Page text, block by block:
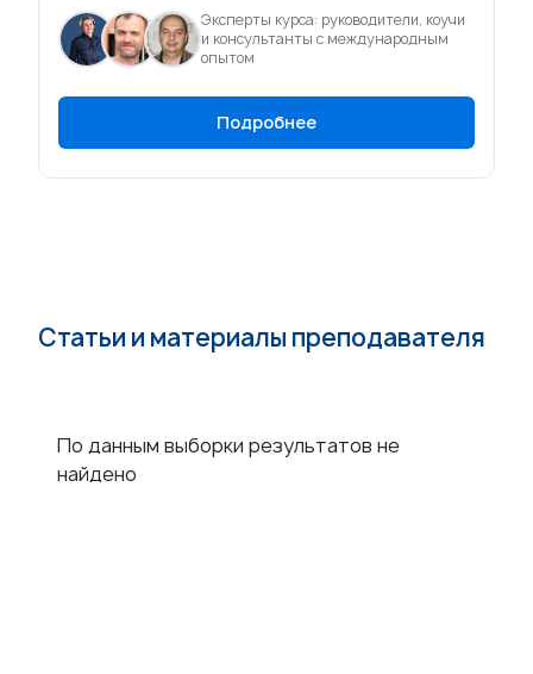
Эксперты курса: руководители, коучи
и консультанты с международным
опытом
Подробнее
Статьи и материалы преподавателя
По данным выборки результатов не
найдено